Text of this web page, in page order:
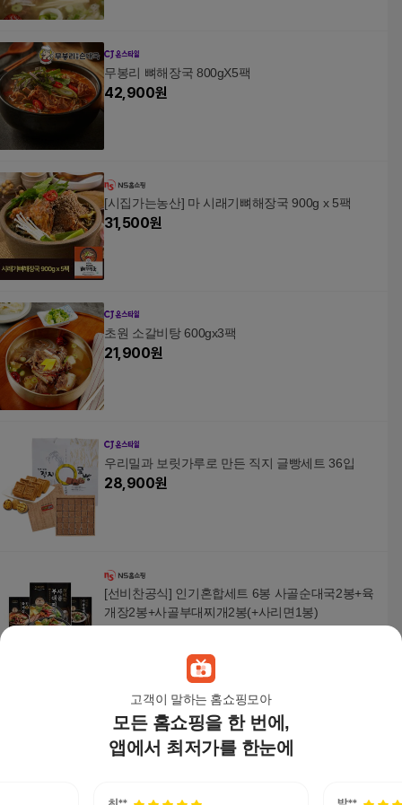
고객이 말하는 홈쇼핑모아
모든 홈쇼핑을 한 번에,
앱에서 최저가를 한눈에
무봉리 뼈해장국 800gX5팩
42,900원
[시집가는농산] 마 시래기뼈해장국 900g x 5팩
31,500원
초원 소갈비탕 600gx3팩
21,900원
우리밀과 보릿가루로 만든 직지 글빵세트 36입
28,900원
[선비찬공식] 인기혼합세트 6봉 사골순대국2봉+육
개장2봉+사골부대찌개2봉(+사리면1봉)
문화산업 리필 내지 0.9T 20매 팩
1,900원
15%1,620원